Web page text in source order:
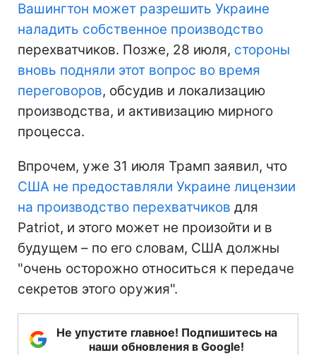
Вашингтон может разрешить Украине
наладить собственное производство
перехватчиков. Позже, 28 июля, стороны
вновь подняли этот вопрос во время
переговоров, обсудив и локализацию
производства, и активизацию мирного
процесса.
Впрочем, уже 31 июля Трамп заявил, что
США не предоставляли Украине лицензии
на производство перехватчиков для
Patriot, и этого может не произойти и в
будущем – по его словам, США должны
"очень осторожно относиться к передаче
секретов этого оружия".
Не упустите главное! Подпишитесь на
наши обновления в Google!